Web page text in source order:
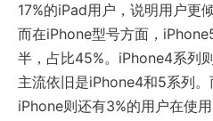
17%的iPad用户，说明用户更
而在iPhone型号方面，
半，占比45%。iPhone4系列
主流依旧是iPhone4和5系列
iPhone则还有3%的用户在使用